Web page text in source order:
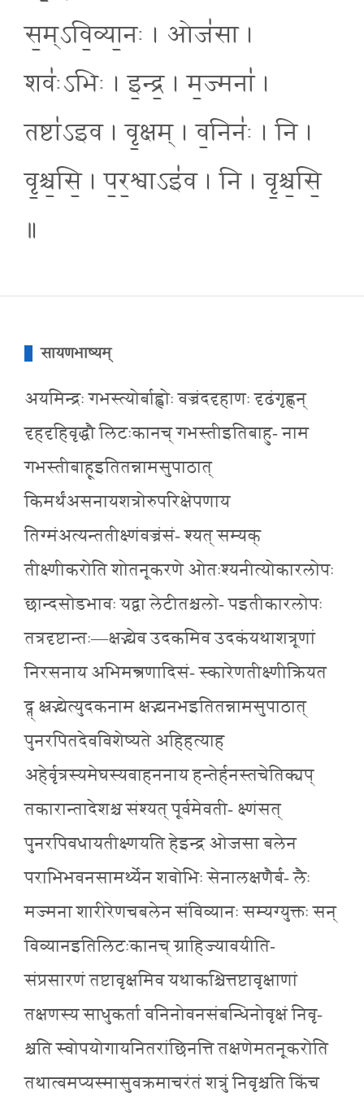
स॒म्ऽवि॒व्या॒नः । ओज॑सा ।
शवः॑ऽभिः । इ॒न्द्र॒ । म॒ज्मना॑ ।
तष्टा॑ऽइव । वृ॒क्षम् । व॒निनः॑ । नि ।
वृ॒श्च॒सि॒ । प॒र॒श्वाऽइ॑व । नि । वृ॒श्च॒सि॒
॥
सायणभाष्यम्
अयमिन्द्रः गभस्त्योर्बाह्वोः वज्रंददृहाणः दृढंगृह्णन्
दृहदृहिवृद्धौ लिटःकानच् गभस्तीइतिबाहु- नाम
गभस्तीबाहूइतितन्नामसुपाठात्
किमर्थंअसनायशत्रोरुपरिक्षेपणाय
तिग्मंअत्यन्ततीक्ष्णंवज्रंसं- श्यत् सम्यक्
तीक्ष्णीकरोति शोतनूकरणे ओतःश्यनीत्योकारलोपः
छान्दसोडभावः यद्वा लेटीतश्चलो- पइतीकारलोपः
तत्रदृष्टान्तः—क्षद्भ्येव उदकमिव उदकंयथाशत्रूणां
निरसनाय अभिमन्त्रणादिसं- स्कारेणतीक्ष्णीक्रियत
द्त् क्ष्रद्भ्येत्युदकनाम क्षद्भ्यनभइतितन्नामसुपाठात्
पुनरपितदेवविशेष्यते अहिहत्याह
अहेर्वृत्रस्यमेघस्यवाहननाय हन्तेर्हनस्तचेतिक्यप्
तकारान्तादेशश्च संश्यत् पूर्वमेवती- क्ष्णंसत्
पुनरपिवधायतीक्ष्णयति हेइन्द्र ओजसा बलेन
पराभिभवनसामर्थ्येन शवोभिः सेनालक्षणैर्ब- लैः
मज्मना शारीरेणचबलेन संविव्यानः सम्यग्युक्तः सन्
विव्यानइतिलिटःकानच् ग्राहिज्यावयीति-
संप्रसारणं तष्टावृक्षमिव यथाकश्चित्तष्टावृक्षाणां
तक्षणस्य साधुकर्ता वनिनोवनसंबन्धिनोवृक्षं निवृ-
श्चति स्वोपयोगायनितरांछिनत्ति तक्षणेमतनूकरोति
तथात्वमप्यस्मासुवक्रमाचरंतं शत्रुं निवृश्चति किंच